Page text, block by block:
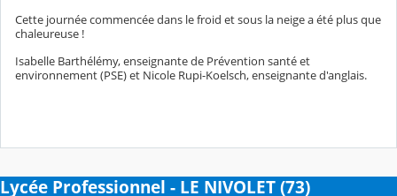
Cette journée commencée dans le froid et sous la neige a été plus que
chaleureuse !
Isabelle Barthélémy, enseignante de Prévention santé et
environnement (PSE) et Nicole Rupi-Koelsch, enseignante d'anglais.
Lycée Professionnel - LE NIVOLET (73)